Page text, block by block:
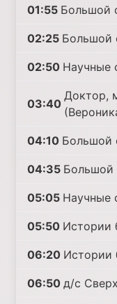
01:55 Большой
02:25 Большой
02:50 Научные
03:40
Доктор,
04:10 Большой
04:35 Большой
05:05 Научные
05:50 Истории
06:20 Истории
06:50 д/с